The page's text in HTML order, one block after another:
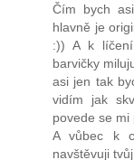
Čím bych
hlavně je
:)) A k
barvičky
asi jen tak
vidím jak
povede se mi
A vůbec k
navštěvuji